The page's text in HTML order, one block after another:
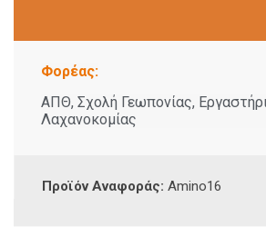
Φορέας:
ΑΠΘ, Σχολή Γεωπονίας,
Λαχανοκομίας
Προϊόν Αναφοράς: Amino16